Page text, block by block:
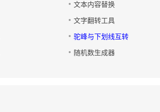
文本内容替换
文字翻转工具
驼峰与下划线互转
随机数生成器